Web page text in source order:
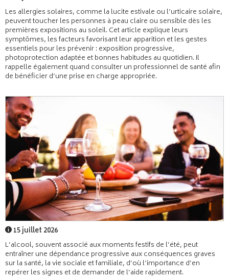
Les allergies solaires, comme la lucite estivale ou l’urticaire solaire,
peuvent toucher les personnes à peau claire ou sensible dès les
premières expositions au soleil. Cet article explique leurs
symptômes, les facteurs favorisant leur apparition et les gestes
essentiels pour les prévenir : exposition progressive,
photoprotection adaptée et bonnes habitudes au quotidien. Il
rappelle également quand consulter un professionnel de santé afin
de bénéficier d’une prise en charge appropriée.
15 juillet 2026
L’alcool, souvent associé aux moments festifs de l’été, peut
entraîner une dépendance progressive aux conséquences graves
sur la santé, la vie sociale et familiale, d’où l’importance d’en
repérer les signes et de demander de l’aide rapidement.